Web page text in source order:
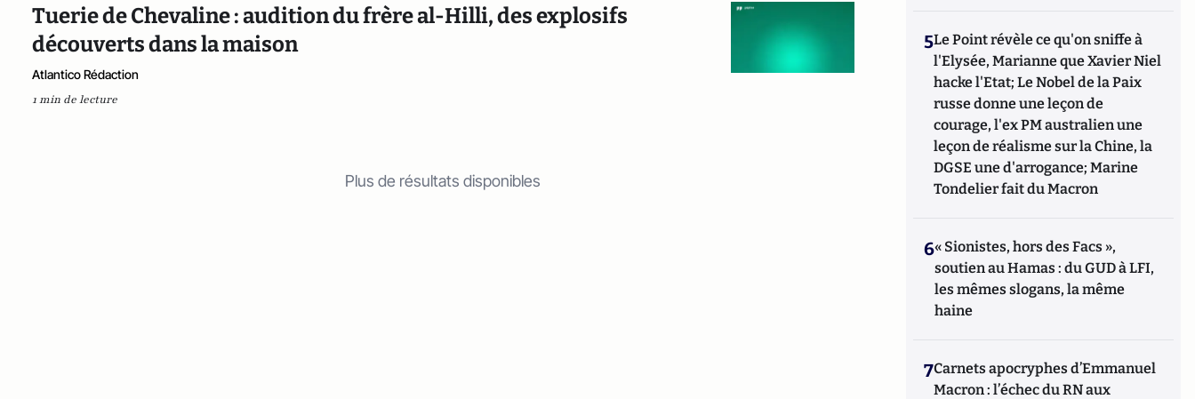
Tuerie de Chevaline : audition du frère al-Hilli, des explosifs
découverts dans la maison
Atlantico Rédaction
1 min de lecture
Plus de résultats disponibles
5Le Point révèle ce qu'on sniffe à
l'Elysée, Marianne que Xavier Niel
hacke l'Etat; Le Nobel de la Paix
russe donne une leçon de
courage, l'ex PM australien une
leçon de réalisme sur la Chine, la
DGSE une d'arrogance; Marine
Tondelier fait du Macron
6« Sionistes, hors des Facs »,
soutien au Hamas : du GUD à LFI,
les mêmes slogans, la même
haine
7Carnets apocryphes d’Emmanuel
Macron : l’échec du RN aux